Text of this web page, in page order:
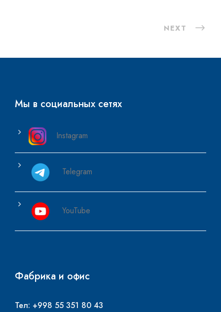
NEXT
Мы в социальных сетях
Instagram
Telegram
YouTube
Фабрика и офис
Тел: +998 55 351 80 43